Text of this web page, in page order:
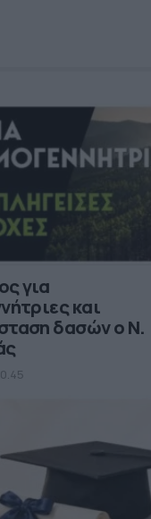
για
και
δασών ο Ν.